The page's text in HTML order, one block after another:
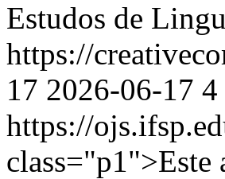
Estudos de
https://
17 2026-06-17 4
https://
class="p1">Este